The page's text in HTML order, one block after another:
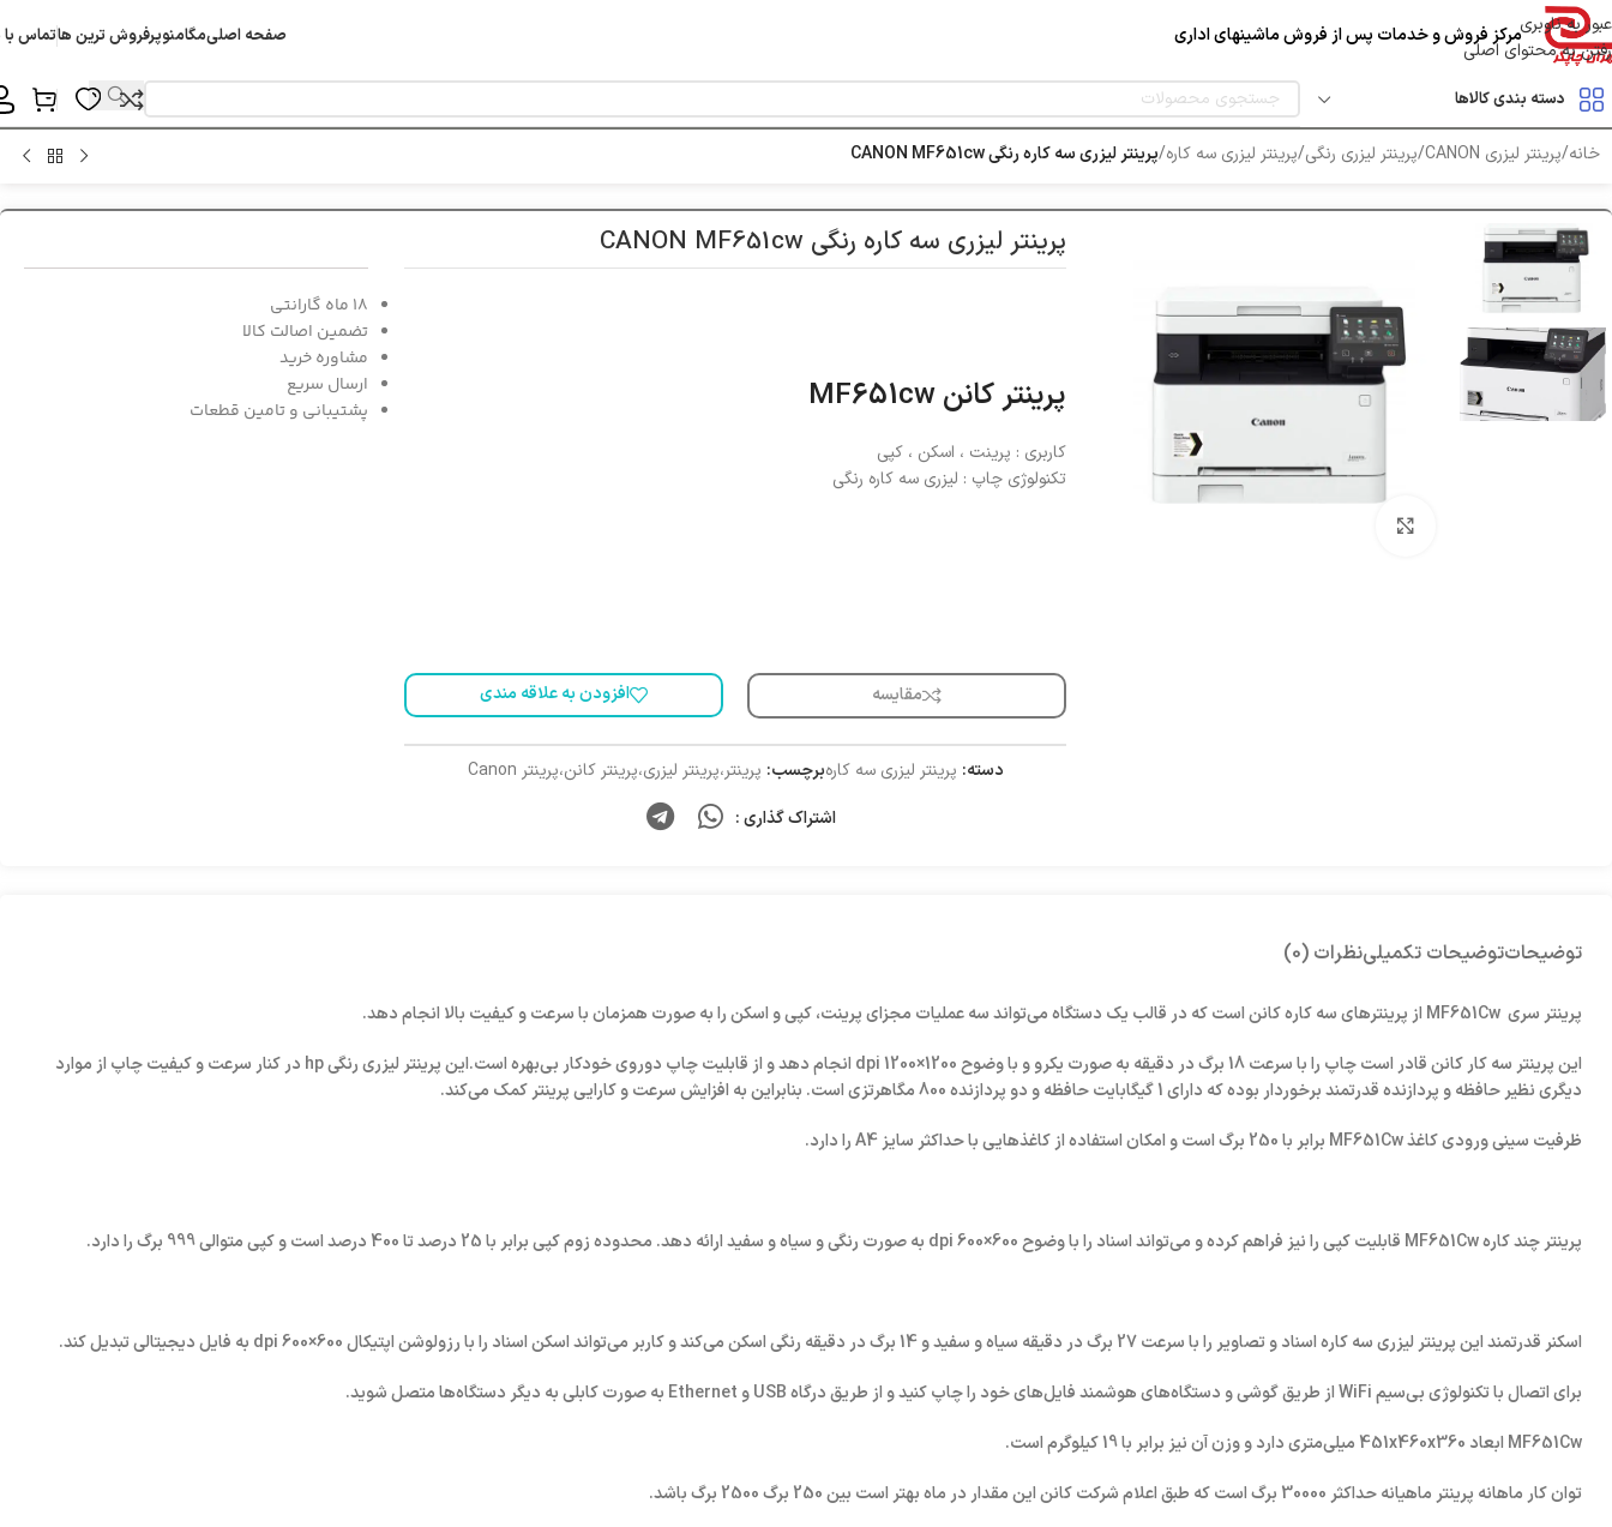
عبور به ناوبری
رفتن به محتوای اصلی
مرکز فروش و خدمات پس از فروش ماشینهای اداری
صفحه اصلیمگامنوپرفروش ترین هاتماس با
دسته بندی کالاها
خانه/پرینتر لیزری CANON /پرینتر لیزری رنگی/پرینتر لیزری سه کاره/پرینتر لیزری سه کاره رنگی CANON MF651cw
پرینتر لیزری سه کاره رنگی CANON MF651cw
پرینتر کانن MF651cw
کاربری : پرینت ، اسکن ، کپی
تکنولوژی چاپ : لیزری سه کاره رنگی
مقایسه افزودن به علاقه مندی
دسته: پرینتر لیزری سه کارهبرچسب: پرینتر،پرینتر لیزری،پرینتر کانن،پرینتر Canon
اشتراک گذاری :
18 ماه گارانتی
تضمین اصالت کالا
مشاوره خرید
ارسال سریع
پشتیبانی و تامین قطعات
توضیحاتتوضیحات تکمیلینظرات (0)
پرینتر سری MF651Cw از پرینتر‌های سه کاره کانن است که در قالب یک دستگاه می‌تواند سه عملیات مجزای پرینت، کپی و اسکن را به صورت همزمان با سرعت و کیفیت بالا انجام دهد.
این پرینتر سه کار کانن قادر است چاپ را با سرعت 18 برگ در دقیقه به صورت یکرو و با وضوح 1200×1200 dpi انجام دهد و از قابلیت چاپ دوروی خودکار بی‌بهره است.این پرینتر لیزری رنگی hp در کنار سرعت و کیفیت چاپ از موارد
دیگری نظیر حافظه و پردازنده قدرتمند برخوردار بوده که دارای 1 گیگابایت حافظه و دو پردازنده 800 مگاهرتزی است. بنابراین به افزایش سرعت و کارایی پرینتر کمک می‌کند.
ظرفیت سینی ورودی کاغذ MF651Cw برابر با 250 برگ است و امکان استفاده از کاغذ‌هایی با حداکثر سایز A4 را دارد.
پرینتر چند کاره MF651Cw قابلیت کپی را نیز فراهم کرده و می‌تواند اسناد را با وضوح 600×600 dpi به صورت رنگی و سیاه و سفید ارائه دهد. محدوده زوم کپی برابر با 25 درصد تا 400 درصد است و کپی متوالی 999 برگ را دارد.
اسکنر قدرتمند این پرینتر لیزری سه کاره اسناد و تصاویر را با سرعت 27 برگ در دقیقه سیاه و سفید و 14 برگ در دقیقه رنگی اسکن می‌کند و کاربر می‌تواند اسکن اسناد را با رزولوشن اپتیکال 600×600 dpi به فایل دیجیتالی تبدیل کند.
برای اتصال با تکنولوژی بی‌سیم WiFi از طریق گوشی و دستگا‌ه‌های هوشمند فایل‌های خود را چاپ کنید و از طریق درگاه USB و Ethernet به صورت کابلی به دیگر دستگاه‌ها متصل شوید.
MF651Cw ابعاد 451x460x360 میلی‌متری دارد و وزن آن نیز برابر با 19 کیلوگرم است.
توان کار ماهانه پرینتر ماهیانه حداکثر 30000 برگ است که طبق اعلام شرکت کانن این مقدار در ماه بهتر است بین 250 برگ 2500 برگ باشد.